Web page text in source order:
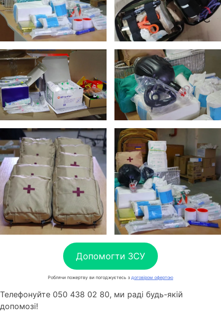
Допомогти ЗСУ
Роблячи пожертву ви погоджуєтесь з договіром офертою
Телефонуйте 050 438 02 80, ми раді будь-якій
допомозі!